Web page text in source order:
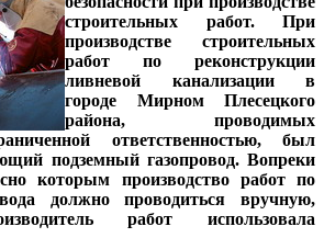
строительных работ. При
производстве строительных
работ по реконструкции
ливневой канализации в
городе Мирном Плесецкого
района, проводимых
ответственностью, был
подземный газопровод. Вопреки
которым производство работ по
должно проводиться вручную,
работ использовала